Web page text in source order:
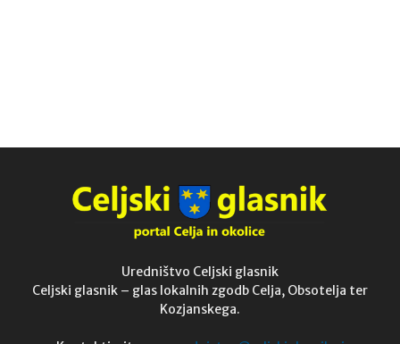
Uredništvo Celjski glasnik
Celjski glasnik – glas lokalnih zgodb Celja, Obsotelja ter
Kozjanskega.